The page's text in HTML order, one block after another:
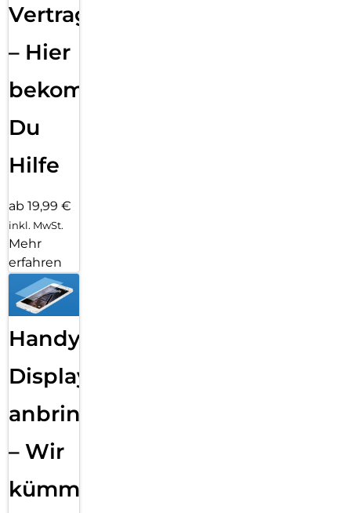
Vertragsabwicklung
– Hier
bekommst
Du
Hilfe
ab 19,99 €
inkl. MwSt.
Mehr
erfahren
Handy
Displayfolie
anbringen
– Wir
kümmern